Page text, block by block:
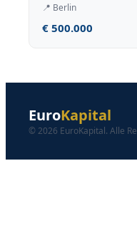
📍 Berlin
€ 500.000
EuroKapital
© 2026 EuroKapital. Alle